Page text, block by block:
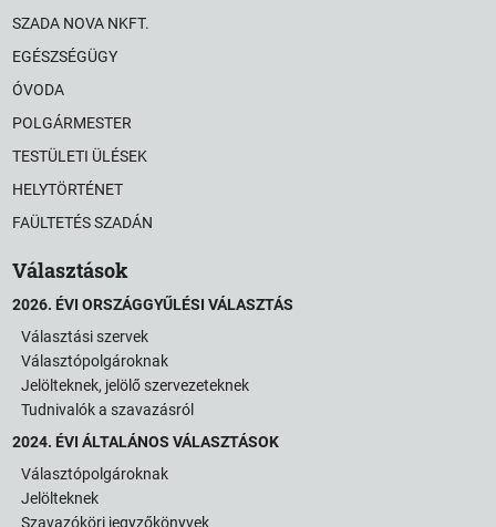
SZADA NOVA NKFT.
EGÉSZSÉGÜGY
ÓVODA
POLGÁRMESTER
TESTÜLETI ÜLÉSEK
HELYTÖRTÉNET
FAÜLTETÉS SZADÁN
Választások
2026. ÉVI ORSZÁGGYŰLÉSI VÁLASZTÁS
Választási szervek
Választópolgároknak
Jelölteknek, jelölő szervezeteknek
Tudnivalók a szavazásról
2024. ÉVI ÁLTALÁNOS VÁLASZTÁSOK
Választópolgároknak
Jelölteknek
Szavazóköri jegyzőkönyvek